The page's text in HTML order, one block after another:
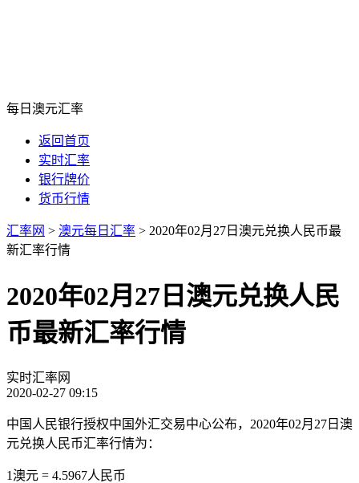
每日澳元汇率
返回首页
实时汇率
银行牌价
货币行情
汇率网 > 澳元每日汇率 > 2020年02月27日澳元兑换人民币最
新汇率行情
2020年02月27日澳元兑换人民
币最新汇率行情
实时汇率网
2020-02-27 09:15
中国人民银行授权中国外汇交易中心公布，2020年02月27日澳
元兑换人民币汇率行情为：
1澳元 = 4.5967人民币